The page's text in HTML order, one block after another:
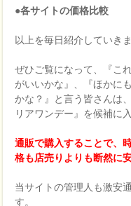
●各サイトの価格比較
以上を毎日紹介していきま
ぜひご覧になって、『こ
がいいかな』、『ほかに
かな？』と言う皆さんは
リアワンデー』を候補に
通販で購入することで、
格も店売りよりも断然に
当サイトの管理人も激安
す。